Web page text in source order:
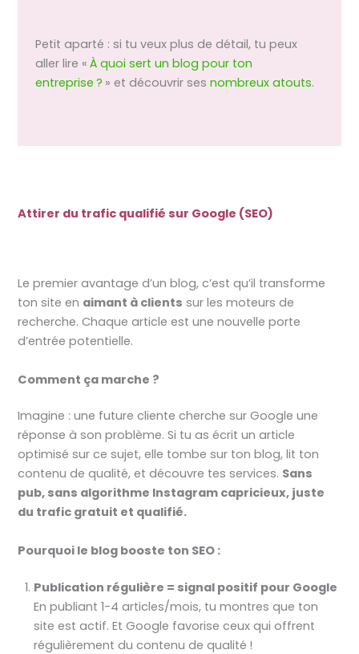
Petit aparté : si tu veux plus de détail, tu peux
aller lire «À quoi sert un blog pour ton
entreprise ? » et découvrir sesnombreux atouts.
Attirer du trafic qualifié sur Google (SEO)
Le premier avantage d’un blog, c’est qu’il transforme
ton site en aimant à clients sur les moteurs de
recherche. Chaque article est une nouvelle porte
d’entrée potentielle.
Comment ça marche ?
Imagine : une future cliente cherche sur Google une
réponse à son problème. Si tu as écrit un article
optimisé sur ce sujet, elle tombe sur ton blog, lit ton
contenu de qualité, et découvre tes services. Sans
pub, sans algorithme Instagram capricieux, juste
du trafic gratuit et qualifié.
Pourquoi le blog booste ton SEO :
Publication régulière = signal positif pour Google
En publiant 1-4 articles/mois, tu montres que ton
site est actif. Et Google favorise ceux qui offrent
régulièrement du contenu de qualité !